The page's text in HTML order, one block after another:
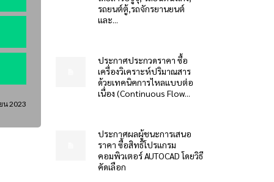
น 2023
รถยนต์ตู้,รถจักรยานยนต์
และ...
ประกาศประกวดราคา ซื้อ
เครื่องวิเคราะห์ปริมาณสาร
ด้วยเทคนิคการไหลแบบต่อ
เนื่อง (Continuous Flow...
ประกาศผลผู้ชนะการเสนอ
ราคา ซื้อสิทธิโปรแกรม
คอมพิวเตอร์ AUTOCAD โดยวิธี
คัดเลือก